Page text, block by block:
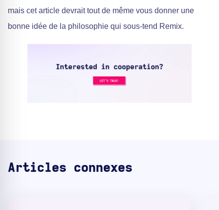
mais cet article devrait tout de même vous donner une
bonne idée de la philosophie qui sous-tend Remix.
Articles connexes